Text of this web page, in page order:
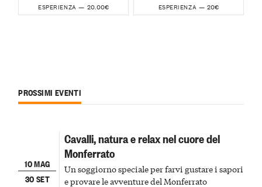
ESPERIENZA — 20.00€ ESPERIENZA — 20€
PROSSIMI EVENTI
10 MAG
30 SET
Cavalli, natura e relax nel cuore del
Monferrato
Un soggiorno speciale per farvi gustare i sapori
e provare le avventure del Monferrato